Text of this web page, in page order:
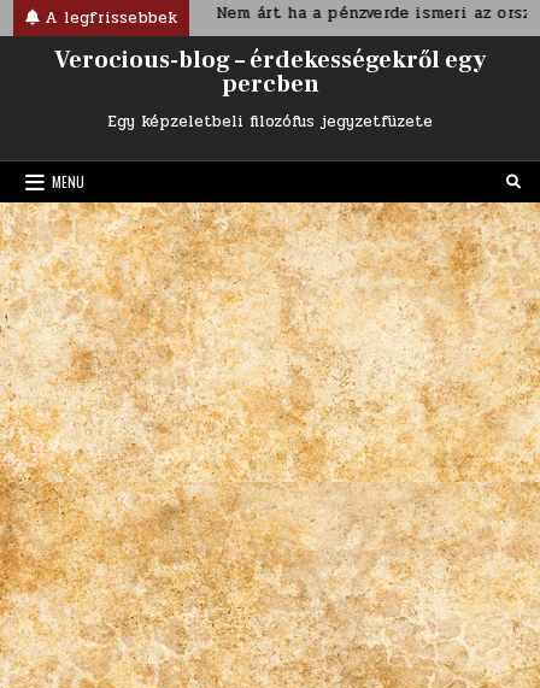
Skip
to
content
A legfrissebbek
korban Nem árt ha a pénzverde ismeri az ország
Verocious-blog – érdekességekről egy
percben
Egy képzeletbeli filozófus jegyzetfüzete
MENU